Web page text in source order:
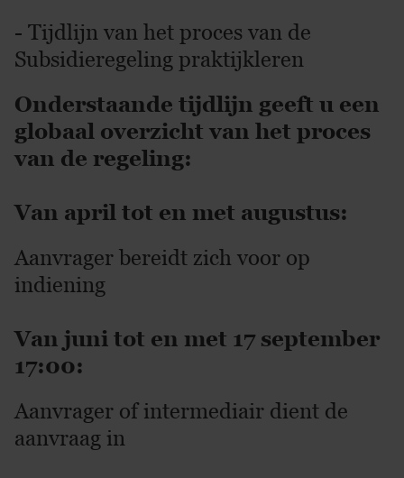
- Tijdlijn van het proces van de
Subsidieregeling praktijkleren
Onderstaande tijdlijn geeft u een
globaal overzicht van het proces
van de regeling:
Van april tot en met augustus:
Aanvrager bereidt zich voor op
indiening
Van juni tot en met 17 september
17:00:
Aanvrager of intermediair dient de
aanvraag in